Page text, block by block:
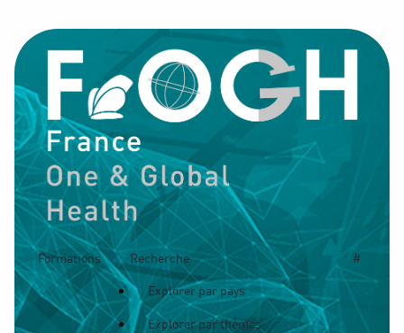
Formations Recherche
Explorer par pays
Explorer par thèmes
#